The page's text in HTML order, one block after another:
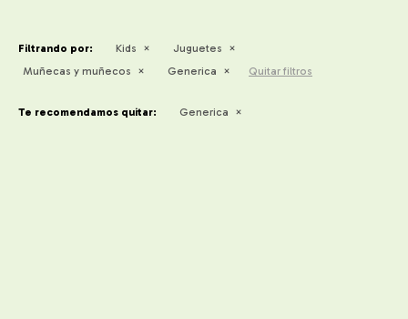
Filtrando por: Kids
Juguetes
Muñecas y muñecos
Generica Quitar filtros
Te recomendamos quitar: Generica